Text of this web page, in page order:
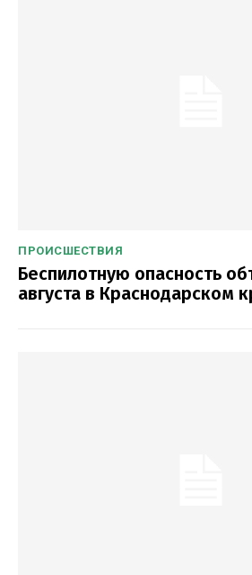
ПРОИСШЕСТВИЯ
Беспилотную опасность
августа в Краснодарском